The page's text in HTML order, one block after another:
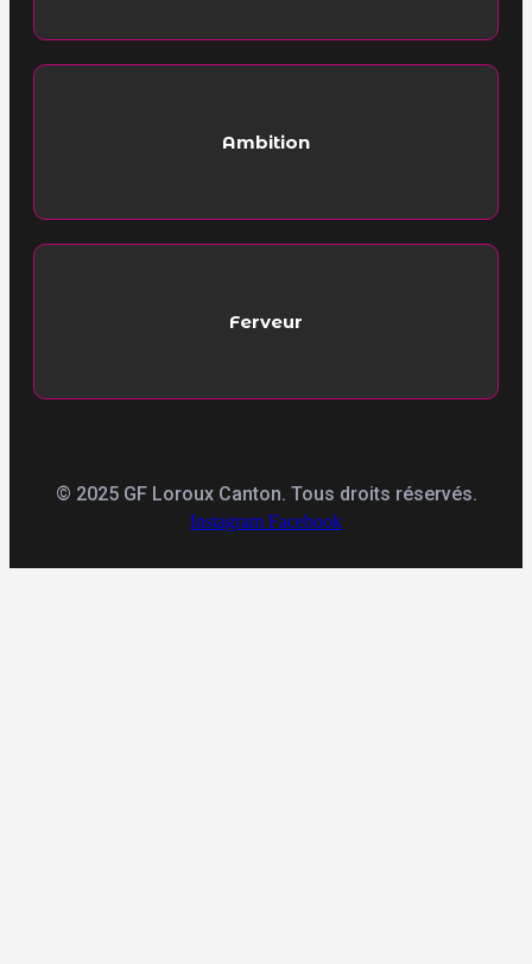
Ambition
Ferveur
© 2025 GF Loroux Canton. Tous droits réservés.
Instagram Facebook